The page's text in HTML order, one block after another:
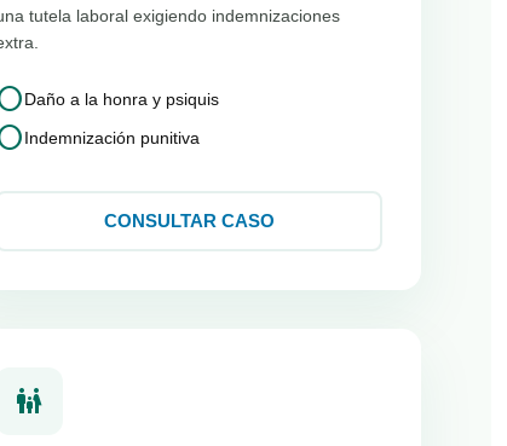
tutela laboral exigiendo indemnizaciones
Daño a la honra y psiquis
Indemnización punitiva
CONSULTAR CASO
family_restroom